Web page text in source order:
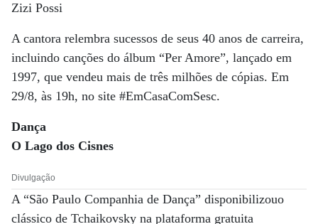
Zizi Possi
A cantora relembra sucessos de seus 40 anos de carreira,
incluindo canções do álbum “Per Amore”, lançado em
1997, que vendeu mais de três milhões de cópias. Em
29/8, às 19h, no site #EmCasaComSesc.
Dança
O Lago dos Cisnes
Divulgação
A “São Paulo Companhia de Dança” disponibilizouo
clássico de Tchaikovsky na plataforma gratuita